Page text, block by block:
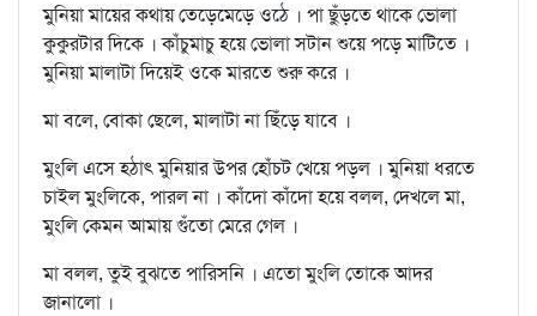
মুনিয়া মায়ের কথায় তেড়েমেড়ে ওঠে । পা ছুঁড়তে থাকে ভোলা
কুকুরটার দিকে । কাঁচুমাচু হয়ে ভোলা সটান শুয়ে পড়ে মাটিতে ।
মুনিয়া মালাটা দিয়েই ওকে মারতে শুরু করে ।
মা বলে, বোকা ছেলে, মালাটা না ছিঁড়ে যাবে ।
মুংলি এসে হঠাৎ মুনিয়ার উপর হোঁচট খেয়ে পড়ল । মুনিয়া ধরতে
চাইল মুংলিকে, পারল না । কাঁদো কাঁদো হয়ে বলল, দেখলে মা,
মুংলি কেমন আমায় গুঁতো মেরে গেল ।
মা বলল, তুই বুঝতে পারিসনি । এতো মুংলি তোকে আদর
জানালো ।